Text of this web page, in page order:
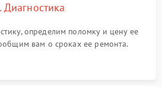
Диагностика
определим поломку и цену ее
вам о сроках ее ремонта.